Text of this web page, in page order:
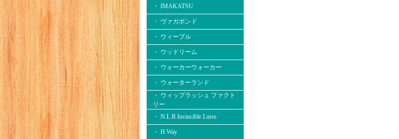
・ IMAKATSU
・ ヴァガボンド
・ ウィーブル
・ ウッドリーム
・ ウォーカーウォーカー
・ ウォーターランド
・ ウィップラッシュ ファクト
リー
・ N.L.R Invincible Lures
・ H.Way